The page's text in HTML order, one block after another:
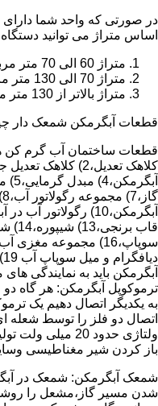
اساس متراژ می توانید دستگاه
متراژ 60 الی 70 متر مربع آبگرمکن B3112
متراژ 70 الی 130 متر مربع آبگرمکن B3115 یا B3215i
متراژ بالاتر از 130 متر مربع آبگرمکن B3118 یا B3218i
قطعات آبگرمکن شمعک دار
آبگرمکن باید به نمایندگی
ترموکوپل آبگرمکن: هر گاه
به یکدیگر اتصال دهیم یک
اتصال دو فلز را توسط شعله
ولتاژی حدود 20
باز کردن شیر مغناطیسی وسایل گاز
شمعک آبگرمکن: شمعک در
شدن مسیر گاز،مشعل را روشن